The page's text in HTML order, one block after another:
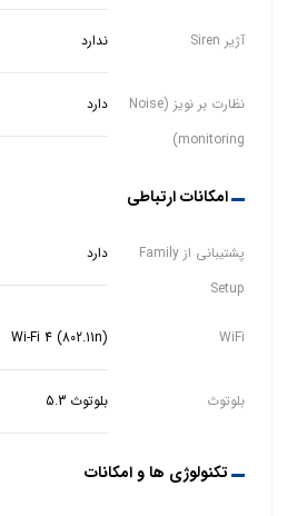
آژیر Siren ندارد
نظارت بر نویز (Noise
monitoring)
دارد
امکانات ارتباطی
پشتیبانی از Family
Setup
دارد
WiFi
Wi-Fi 4 (802.11n)
بلوتوث بلوتوث 5.3
تکنولوژی ها و امکانات